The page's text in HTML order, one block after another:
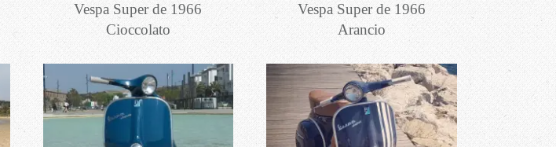
Vespa Super de 1966
Cioccolato
Vespa Super de 1966
Arancio